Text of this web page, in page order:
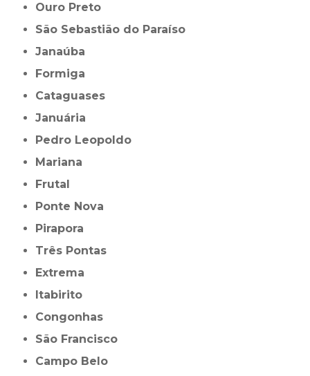
Ouro Preto
São Sebastião do Paraíso
Janaúba
Formiga
Cataguases
Januária
Pedro Leopoldo
Mariana
Frutal
Ponte Nova
Pirapora
Três Pontas
Extrema
Itabirito
Congonhas
São Francisco
Campo Belo